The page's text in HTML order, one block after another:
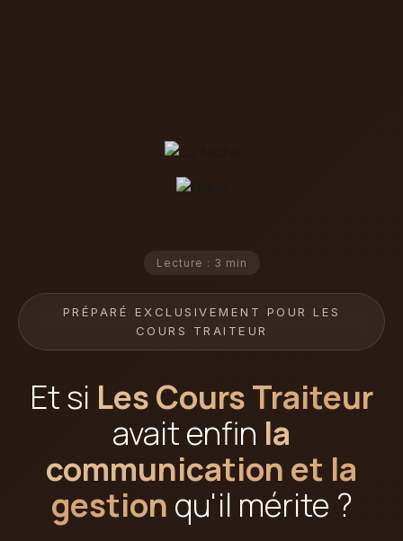
Lecture : 3 min
PRÉPARÉ EXCLUSIVEMENT POUR LES
COURS TRAITEUR
Et si Les Cours Traiteur
avait enfin la
communication et la
gestion qu'il mérite ?